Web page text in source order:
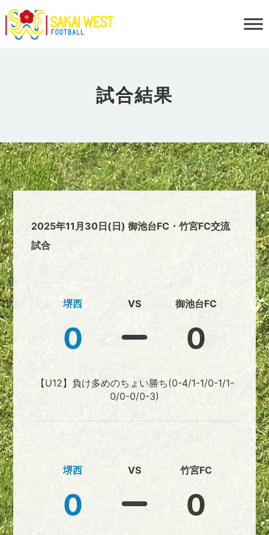
試合結果
2025年11月30日(日) 御池台FC・竹宮FC交流
試合
堺西
0
VS 御池台FC
0
【U12】負け多めのちょい勝ち(0-4/1-1/0-1/1-
0/0-0/0-3)
堺西
0
VS 竹宮FC
0